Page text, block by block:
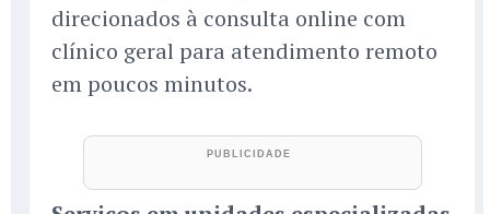
direcionados à consulta online com
clínico geral para atendimento remoto
em poucos minutos.